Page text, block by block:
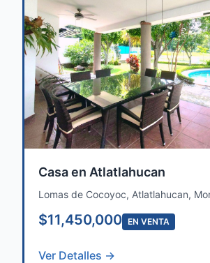
Casa en Atlatlahucan
Lomas de Cocoyoc, Atlatlahucan,
$11,450,000 EN VENTA
Ver Detalles →